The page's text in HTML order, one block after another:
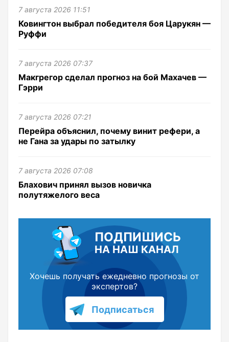
7 августа 2026 11:51
Ковингтон выбрал победителя боя Царукян —
Руффи
7 августа 2026 07:37
Макгрегор сделал прогноз на бой Махачев —
Гэрри
7 августа 2026 07:21
Перейра объяснил, почему винит рефери, а
не Гана за удары по затылку
7 августа 2026 07:08
Блахович принял вызов новичка
полутяжелого веса
ПОДПИШИСЬ
НА НАШ КАНАЛ
Хочешь получать ежедневно прогнозы от
экспертов?
Подписаться